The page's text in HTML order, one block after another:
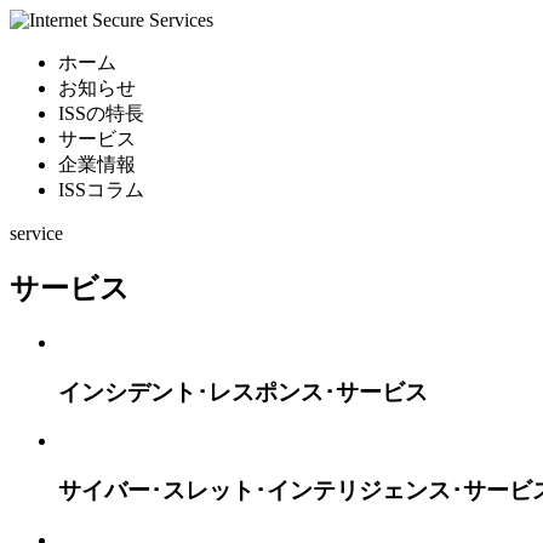
ホーム
お知らせ
ISSの特長
サービス
企業情報
ISSコラム
service
サービス
インシデント･レスポンス･サービス
サイバー･スレット･インテリジェンス･サービ